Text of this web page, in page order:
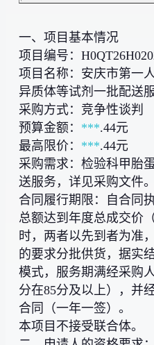
一、项目基本情况
项目编号：
项目名称：安庆市第一
异质体等试剂一批配送
采购方式：竞争性谈判
预算金额： ***.44元
最高限价： ***.44元
采购需求：检验科甲胎
送服务，详见采购文件。
合同履行期限：自合同
总额达到年度总成交价
时，两者以先到者为准
的要求分批供货，据实
模式，服务期满经采购
分在85分及以上），并
合同（一年一签）。
本项目不接受联合体。